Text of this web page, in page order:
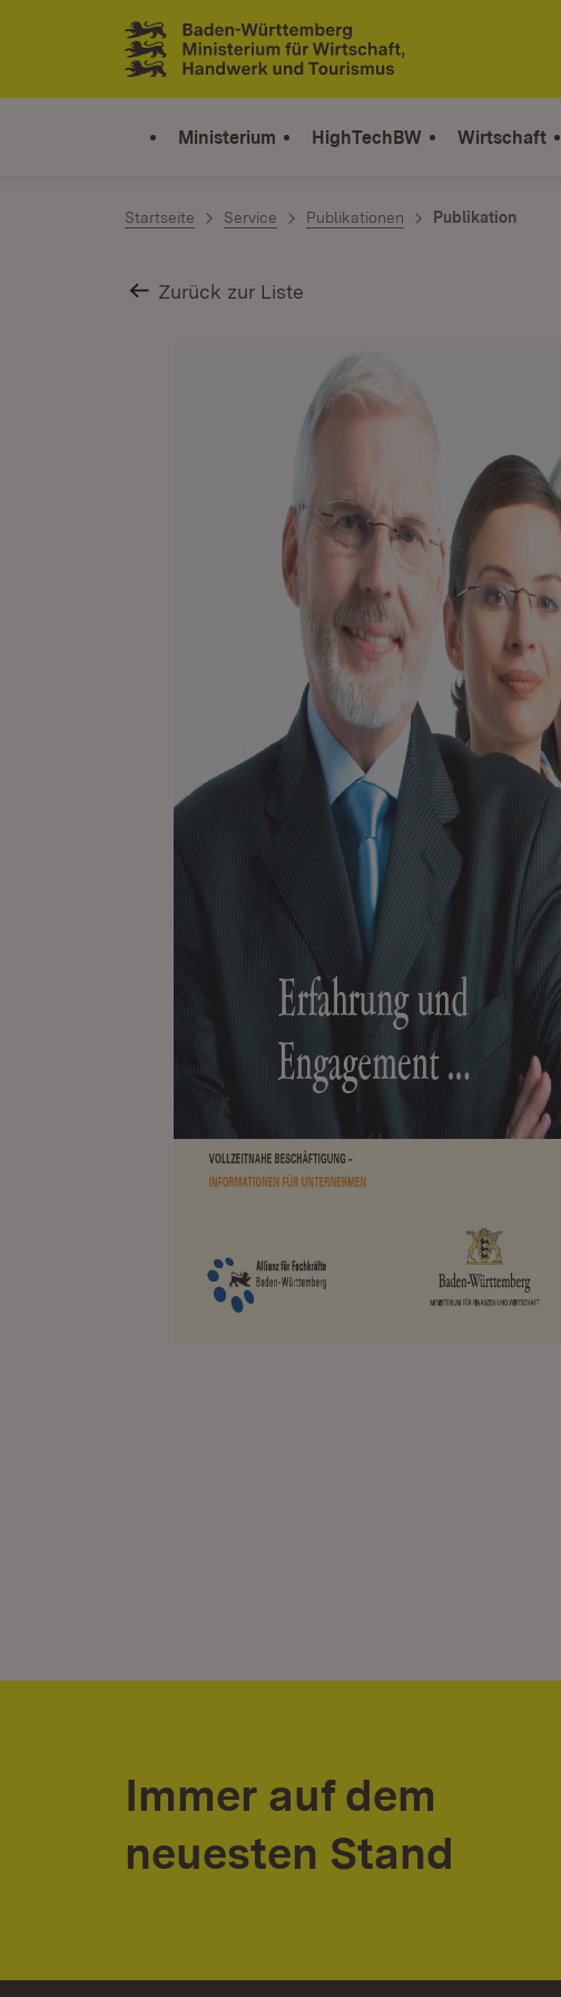
Zum Inhalt springen
Link zur Startseite
Ministerium HighTechBW Wirtschaft
Startseite Service Publikationen Publikation
Zurück zur Liste
Immer auf dem
neuesten Stand